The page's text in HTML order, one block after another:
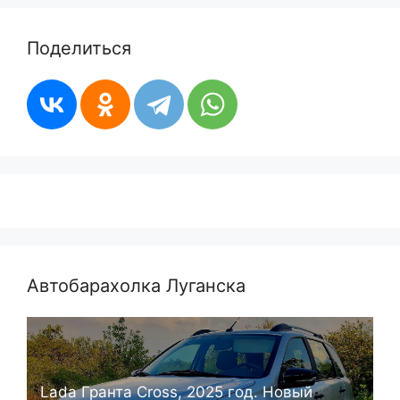
Поделиться
Автобарахолка Луганска
Lada Гранта Cross, 2025 год. Новый